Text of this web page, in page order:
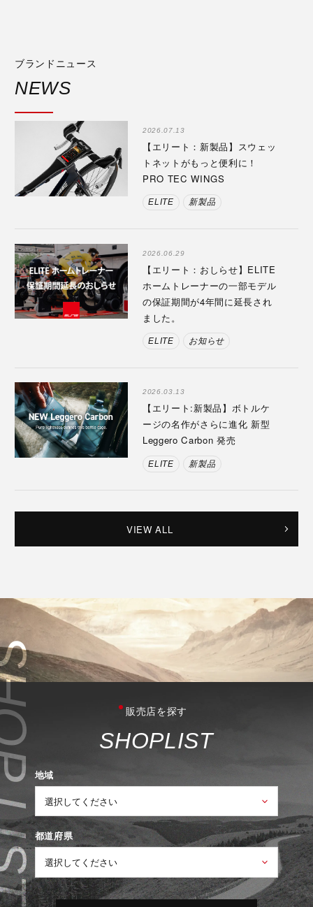
ブランドニュース
NEWS
2026.07.13
【エリート：新製品】スウェッ
トネットがもっと便利に！
PRO TEC WINGS
ELITE 新製品
2026.06.29
【エリート：おしらせ】ELITE
ホームトレーナーの一部モデル
の保証期間が4年間に延長され
ました。
ELITE お知らせ
2026.03.13
【エリート:新製品】ボトルケ
ージの名作がさらに進化 新型
Leggero Carbon 発売
ELITE 新製品
VIEW ALL
販売店を探す
SHOPLIST
地域
都道府県